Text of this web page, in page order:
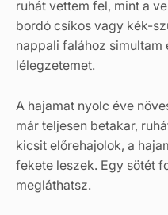
ruhát vettem fel, mint a
bordó csíkos vagy kék-
nappali falához simultam
lélegzetemet.
A hajamat nyolc éve
már teljesen betakar,
kicsit előrehajolok, a
fekete leszek. Egy sötét
megláthatsz.